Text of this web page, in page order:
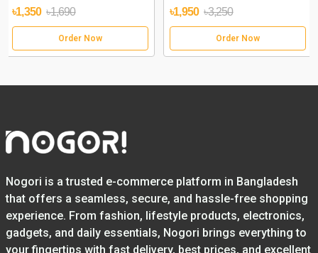
৳1,350 ৳1,690
Order Now
৳1,950 ৳3,250
Order Now
Nogori is a trusted e-commerce platform in Bangladesh
that offers a seamless, secure, and hassle-free shopping
experience. From fashion, lifestyle products, electronics,
gadgets, and daily essentials, Nogori brings everything to
your fingertips with fast delivery, best prices, and excellent